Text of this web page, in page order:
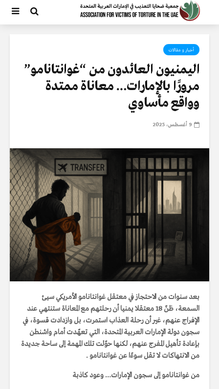
أخبار و مقالات
اليمنيون العائدون من “غوانتانامو”
مرورًا بالإمارات… معاناة ممتدة
وواقع مأساوي
9 أغسطس، 2025
بعد سنوات من الاحتجاز في معتقل غوانتانامو الأمريكي سيئ
السمعة، ظنّ 18 معتقلا يمنيا أن رحلتهم مع المعاناة ستنتهي عند
الإفراج عنهم، غير أن رحلة العذاب استمرت، بل وازدادت قسوة، في
سجون دولة الإمارات العربية المتحدة، التي تعهّدت أمام واشنطن
بإعادة تأهيل المفرج عنهم، لكنها حوّلت تلك المهمة إلى ساحة جديدة
من الانتهاكات لا تقل سوءًا عن غوانتانامو .
من غوانتانامو إلى سجون الإمارات… وعود كاذبة